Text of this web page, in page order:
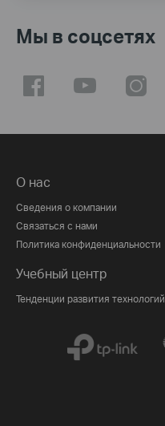
Мы в соцсетях
О нас
Сведения о компании
Связаться с нами
Политика конфиденциальности
Учебный центр
Тенденции развития технологий